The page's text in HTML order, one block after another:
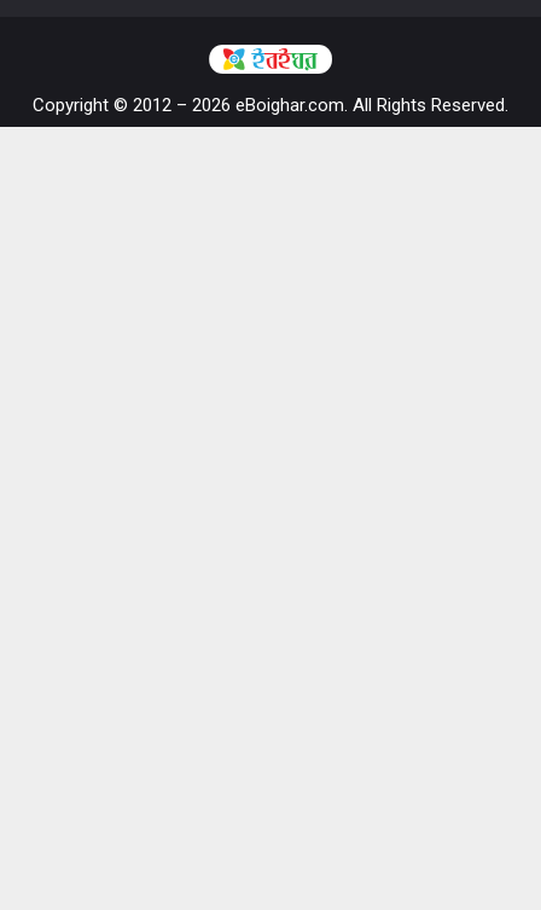
Copyright © 2012 – 2026 eBoighar.com. All Rights Reserved.